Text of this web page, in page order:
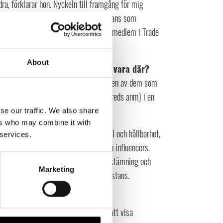
About
our traffic. We also share
who may combine it with
Marketing
förklarar hon. Nyckeln till framgång för mig
Det är viktigt att arbeta tillsammans som
framöver. Jag har varit medlem i Trade
Varför är det viktigt för er att vara där?
sig från andra mässor, och jag var en av dem som
en vacker mässlokal (Slagthuset, reds anm) i en
till trender inom inredning, livsstil och hållbarhet,
utbud av inköpare, utställare och influencers.
större. Det här skapar en särskild stämning och
är något du inte hittar någon annanstans.
visa?
och Iggström. Vi kommer att visa